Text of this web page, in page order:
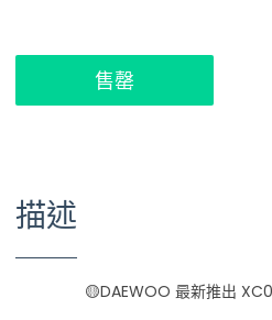
售罄
描述
🟡DAEWOO 最新推出